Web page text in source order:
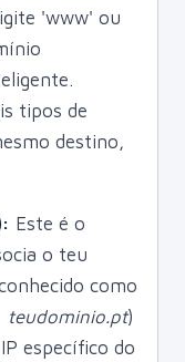
'www' ou
tipos de
destino,
Este é o
o teu
como
teudominio.pt)
específico do